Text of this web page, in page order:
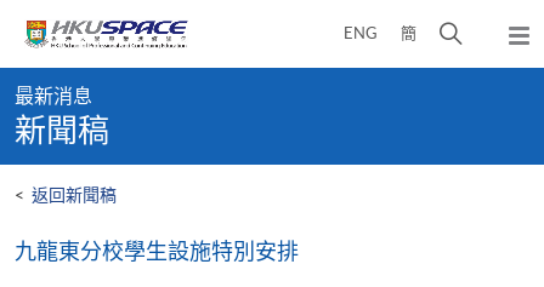
content
ENG 簡
開
彈
出
content
start
最新消息
新聞稿
< 返回新聞稿
九龍東分校學生設施特別安排